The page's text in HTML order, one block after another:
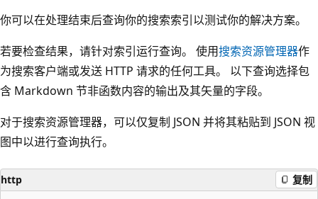
你可以在处理结束后查询你的搜索索引以测试你的解决方案。
若要检查结果，请针对索引运行查询。 使用搜索资源管理器作
为搜索客户端或发送 HTTP 请求的任何工具。 以下查询选择包
含 Markdown 节非函数内容的输出及其矢量的字段。
对于搜索资源管理器，可以仅复制 JSON 并将其粘贴到 JSON 视
图中以进行查询执行。
http 复制